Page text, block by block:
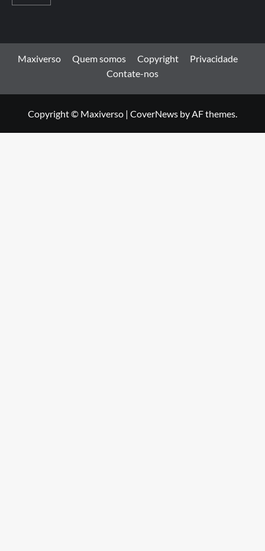
Maxiverso Quem somos Copyright
Privacidade
Contate-nos
Copyright © Maxiverso | CoverNews by AF themes.